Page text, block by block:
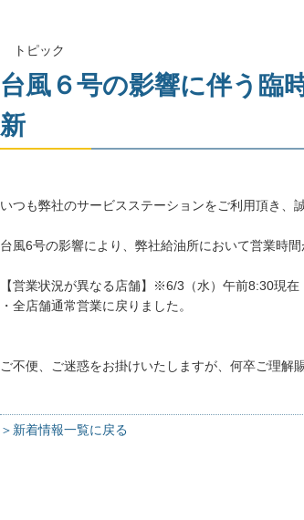
トピック
台風６号の影響に伴う臨
新
いつも弊社のサービスステーションをご利用頂き、
台風6号の影響により、弊社給油所において営業時間
【営業状況が異なる店舗】※6/3（水）午前8:30現在
・全店舗通常営業に戻りました。
ご不便、ご迷惑をお掛けいたしますが、何卒ご理解
＞新着情報一覧に戻る